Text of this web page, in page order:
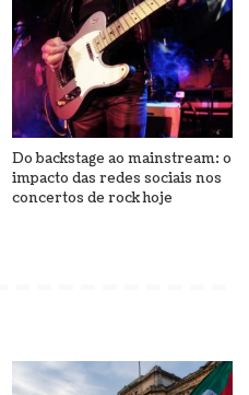
Do backstage ao mainstream: o
impacto das redes sociais nos
concertos de rock hoje